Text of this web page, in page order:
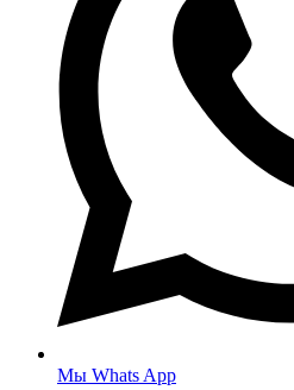
Мы Whats App